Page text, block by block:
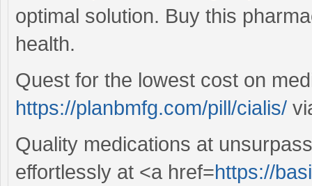
optimal solution. Buy this
health.
Quest for the lowest cost on
https://planbmfg.com/pill/cialis/
Quality medications at
effortlessly at <a href=https://